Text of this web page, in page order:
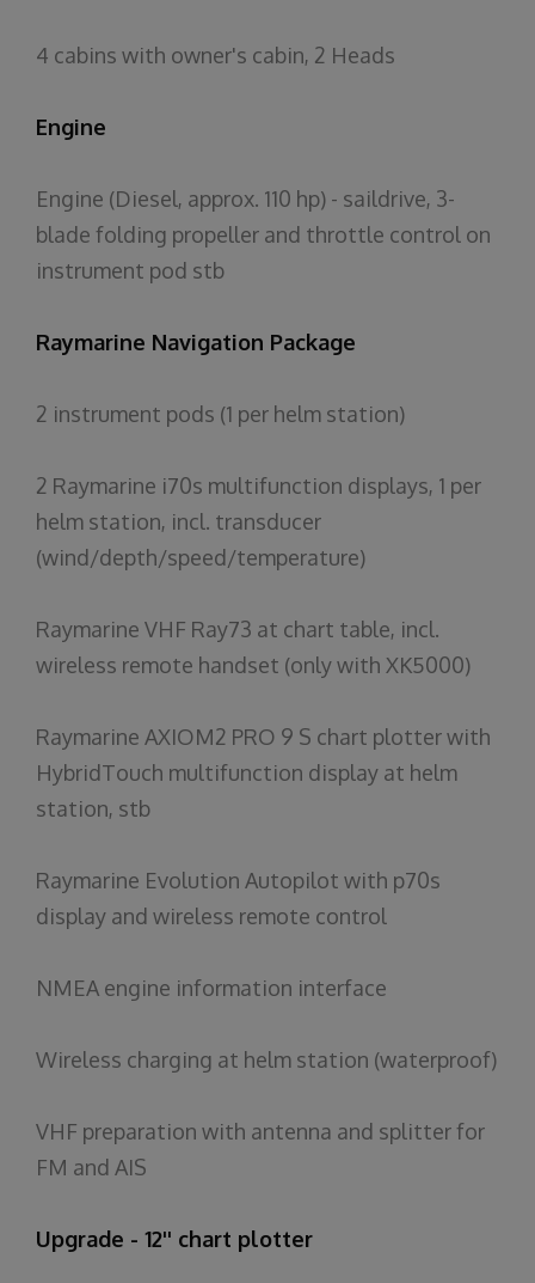
4 cabins with owner's cabin, 2 Heads
Engine
Engine (Diesel, approx. 110 hp) - saildrive, 3-
blade folding propeller and throttle control on
instrument pod stb
Raymarine Navigation Package
2 instrument pods (1 per helm station)
2 Raymarine i70s multifunction displays, 1 per
helm station, incl. transducer
(wind/depth/speed/temperature)
Raymarine VHF Ray73 at chart table, incl.
wireless remote handset (only with XK5000)
Raymarine AXIOM2 PRO 9 S chart plotter with
HybridTouch multifunction display at helm
station, stb
Raymarine Evolution Autopilot with p70s
display and wireless remote control
NMEA engine information interface
Wireless charging at helm station (waterproof)
VHF preparation with antenna and splitter for
FM and AIS
Upgrade - 12'' chart plotter